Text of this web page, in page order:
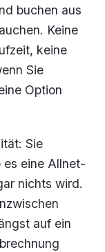
buchen aus
Keine
keine
Sie
Option
Sie
es eine Allnet-
nichts wird.
auf ein